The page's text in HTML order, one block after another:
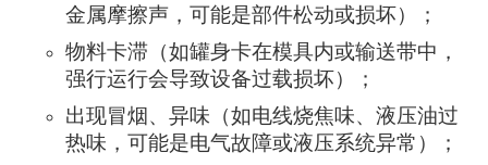
金属摩擦声，可能是部件松动或损坏）；
物料卡滞（如罐身卡在模具内或输送带中，
强行运行会导致设备过载损坏）；
出现冒烟、异味（如电线烧焦味、液压油过
热味，可能是电气故障或液压系统异常）；